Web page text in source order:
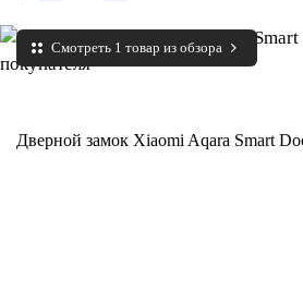
Смотреть 1 товар из обзора
Дверной замок Xiaomi Aqara Smart